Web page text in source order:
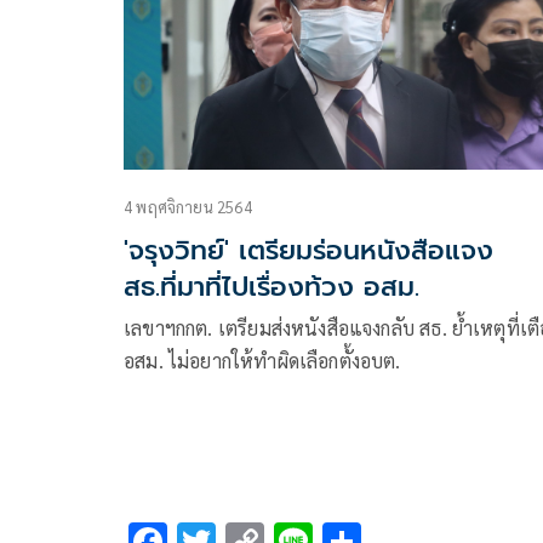
4 พฤศจิกายน 2564
'จรุงวิทย์' เตรียมร่อนหนังสือแจง
สธ.ที่มาที่ไปเรื่องท้วง อสม.
เลขาฯกกต. เตรียมส่งหนังสือแจงกลับ สธ. ย้ำเหตุที่เ
อสม. ไม่อยากให้ทำผิดเลือกตั้งอบต.